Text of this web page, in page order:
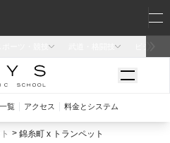
錦糸町 x トランペット